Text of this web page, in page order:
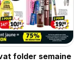
folder semaine